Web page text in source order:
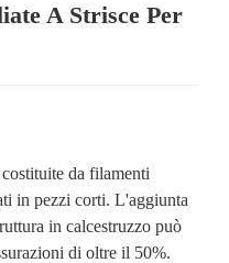
A Strisce Per
da filamenti
in pezzi corti. L'aggiunta
in calcestruzzo può
di oltre il 50%.